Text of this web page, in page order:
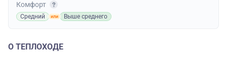
Комфорт
Средний Выше среднего
О ТЕПЛОХОДЕ